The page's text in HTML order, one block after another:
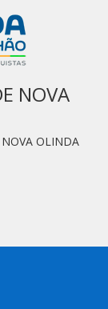
NOVA
OLINDA